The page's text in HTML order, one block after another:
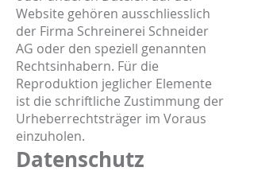
Website gehören ausschliesslich
der Firma Schreinerei Schneider
AG oder den speziell genannten
Rechtsinhabern. Für die
Reproduktion jeglicher Elemente
ist die schriftliche Zustimmung der
Urheberrechtsträger im Voraus
einzuholen.
Datenschutz